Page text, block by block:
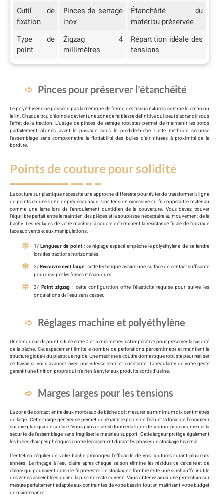
Outil de
fixation
Pinces de serrage
inox
Étanchéité du
matériau préservée
Type de
point
Zigzag 4
millimètres
Répartition idéale des
tensions
Pinces pour préserver l’étanchéité
Le polyéthylène ne possède pas la mémoire de forme des tissus naturels comme le coton ou
le lin. Chaque trou d’épingle devient une zone de faiblesse définitive qui peut s’agrandir sous
l’effet de la traction. L’usage de pinces de serrage robustes permet de maintenir les bords
parfaitement alignés avant le passage sous le pied-de-biche. Cette méthode sécurise
l’assemblage sans compromettre la flottabilité des bulles d’air situées à proximité de la
bordure.
Points de couture pour solidité
La couture sur plastique nécessite une approche différente pour éviter de transformer la ligne
de points en une ligne de prédécoupage. Une tension excessive du fil couperait le matériau
comme une lame lors de l’enroulement quotidien de la couverture. Vous devez trouver
l’équilibre parfait entre le maintien des pièces et la souplesse nécessaire au mouvement de la
bâche. Les réglages de votre machine à coudre déterminent la résistance finale de l’ouvrage
face aux vents et aux manipulations.
1/Longueur de point: ce réglage espacé empêche le polyéthylène de se fendre
lors des tractions horizontales.
2/Recouvrement large: cette technique assure une surface de contact suffisante
pour dissiper les forces mécaniques.
3/ Point zigzag: cette configuration offre l’élasticité requise pour suivre les
ondulations de l’eau sans casser.
Réglages machine et polyéthylène
Une longueur de point située entre 4 et 5 millimètres est impérative pour préserver la solidité
de la bâche. Cet espacement limite le nombre de perforations par centimètre et maintient la
structure globale du plastique rigide. Une machine à coudre domestique robuste peut réaliser
ce travail si vous avancez avec une vitesse lente et constante. La régularité de votre geste
garantit une finition propre qui n’a rien à envier aux produits sortis d’usine.
Marges larges pour les tensions
La zone de contact entre deux morceaux de bâche doit mesurer au minimum dix centimètres
de large. Cette marge généreuse permet de répartir le poids de l’eau et la force de l’enrouleur
sur une plus grande surface. Vous pouvez ainsi doubler la ligne de couture pour augmenter la
sécurité de l’assemblage sans fragiliser le matériau support. Cette largeur protège également
les bulles d’air périphériques contre l’écrasement durant les phases de stockage hivernal.
L’entretien régulier de votre bâche prolongera l’efficacité de vos coutures durant plusieurs
années. Le rinçage à l’eau claire après chaque saison élimine les résidus de calcaire et de
chlore qui pourraient durcir le fil polyester. Le stockage à l’ombre évite une surchauffe inutile
des zones assemblées quand la piscine reste ouverte. Vous obtenez ainsi une protection sur
mesure parfaitement adaptée aux contraintes de votre bassin tout en maîtrisant votre budget
de maintenance.